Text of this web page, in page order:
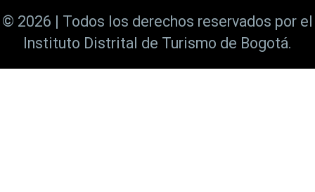
© 2026 | Todos los derechos reservados por el
Instituto Distrital de Turismo de Bogotá.